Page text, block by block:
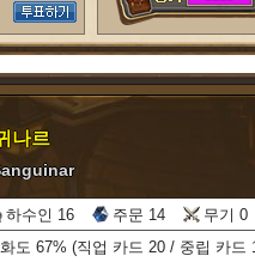
나르
하수인 16 주문 14 무기 0
도 67% (직업 카드 20 / 중립 카드